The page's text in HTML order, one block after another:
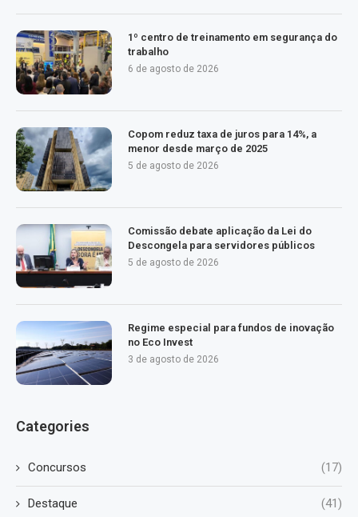
1º centro de treinamento em segurança do
trabalho
6 de agosto de 2026
Copom reduz taxa de juros para 14%, a
menor desde março de 2025
5 de agosto de 2026
Comissão debate aplicação da Lei do
Descongela para servidores públicos
5 de agosto de 2026
Regime especial para fundos de inovação
no Eco Invest
3 de agosto de 2026
Categories
Concursos (17)
Destaque (41)